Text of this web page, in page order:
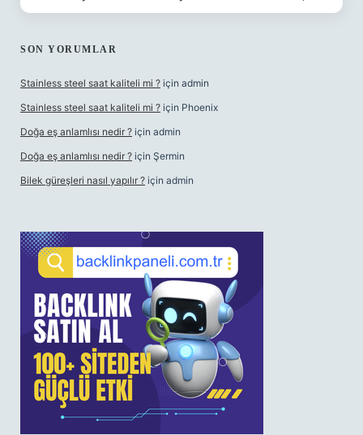
SON YORUMLAR
Stainless steel saat kaliteli mi ? için admin
Stainless steel saat kaliteli mi ? için Phoenix
Doğa eş anlamlısı nedir ? için admin
Doğa eş anlamlısı nedir ? için Şermin
Bilek güreşleri nasıl yapılır ? için admin